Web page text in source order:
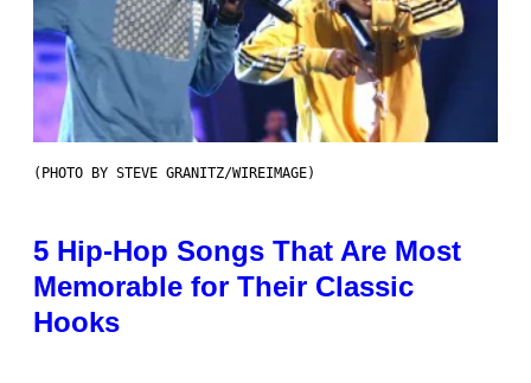
(PHOTO BY STEVE GRANITZ/WIREIMAGE)
5 Hip-Hop Songs That Are Most
Memorable for Their Classic
Hooks